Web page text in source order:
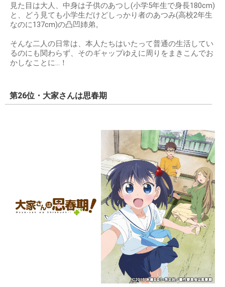
見た目は大人、中身は子供のあつし(小学5年生で身長180cm)
と、どう見ても小学生だけどしっかり者のあつみ(高校2年生
なのに137cm)の凸凹姉弟。
そんな二人の日常は、本人たちはいたって普通の生活してい
るのにも関わらず、そのギャップゆえに周りをまきこんでお
かしなことに…！
第26位・大家さんは思春期